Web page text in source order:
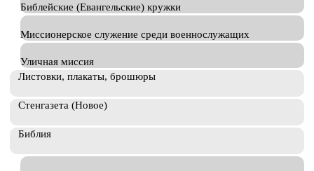
Библейские (Евангельские) кружки
Миссионерское служение среди военнослужащих
Уличная миссия
Листовки, плакаты, брошюры
Стенгазета (Новое)
Библия